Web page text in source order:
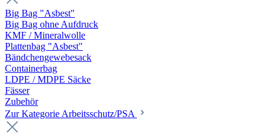
Big Bag "Asbest"
Big Bag ohne Aufdruck
KMF / Mineralwolle
Plattenbag "Asbest"
Bändchengewebesack
Containerbag
LDPE / MDPE Säcke
Fässer
Zubehör
Zur Kategorie Arbeitsschutz/PSA